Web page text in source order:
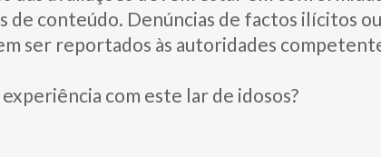
de conteúdo. Denúncias de factos ilícitos
ser reportados às autoridades
experiência com este lar de idosos?